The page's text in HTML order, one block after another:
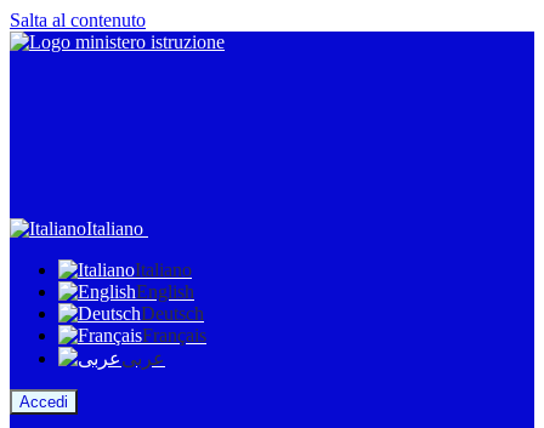
Salta al contenuto
Italiano
Italiano
English
Deutsch
Français
عربى
Accedi